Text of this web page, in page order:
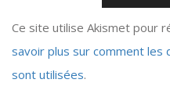
Ce site utilise Akismet pour
savoir plus sur comment les
sont utilisées.